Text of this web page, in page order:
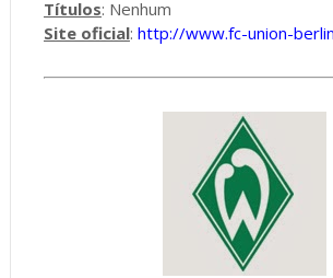
Títulos: Nenhum
Site oficial: http://www.fc-union-